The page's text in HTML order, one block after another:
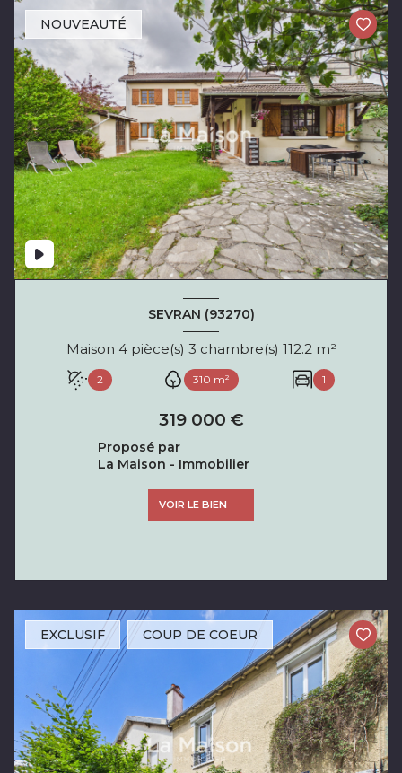
NOUVEAUTÉ
SEVRAN (93270)
Maison 4 pièce(s) 3 chambre(s) 112.2 m²
2 310 m² 1
319 000 €
Proposé par
La Maison - Immobilier
VOIR LE BIEN
EXCLUSIF COUP DE COEUR